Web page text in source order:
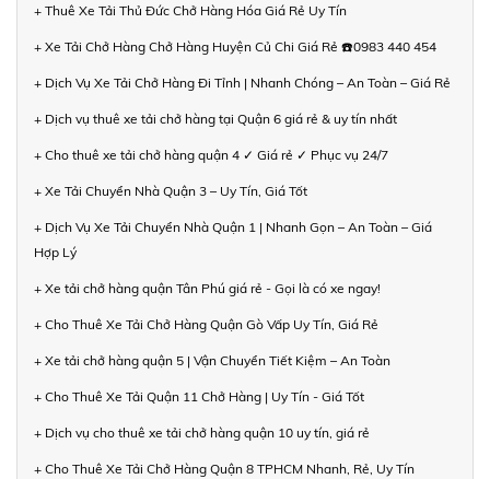
+ Thuê Xe Tải Thủ Đức Chở Hàng Hóa Giá Rẻ Uy Tín
+ Xe Tải Chở Hàng Chở Hàng Huyện Củ Chi Giá Rẻ ☎️0983 440 454
+ Dịch Vụ Xe Tải Chở Hàng Đi Tỉnh | Nhanh Chóng – An Toàn – Giá Rẻ
+ Dịch vụ thuê xe tải chở hàng tại Quận 6 giá rẻ & uy tín nhất
+ Cho thuê xe tải chở hàng quận 4 ✓ Giá rẻ ✓ Phục vụ 24/7
+ Xe Tải Chuyển Nhà Quận 3 – Uy Tín, Giá Tốt
+ Dịch Vụ Xe Tải Chuyển Nhà Quận 1 | Nhanh Gọn – An Toàn – Giá
Hợp Lý
+ Xe tải chở hàng quận Tân Phú giá rẻ - Gọi là có xe ngay!
+ Cho Thuê Xe Tải Chở Hàng Quận Gò Vấp Uy Tín, Giá Rẻ
+ Xe tải chở hàng quận 5 | Vận Chuyển Tiết Kiệm – An Toàn
+ Cho Thuê Xe Tải Quận 11 Chở Hàng | Uy Tín - Giá Tốt
+ Dịch vụ cho thuê xe tải chở hàng quận 10 uy tín, giá rẻ
+ Cho Thuê Xe Tải Chở Hàng Quận 8 TPHCM Nhanh, Rẻ, Uy Tín